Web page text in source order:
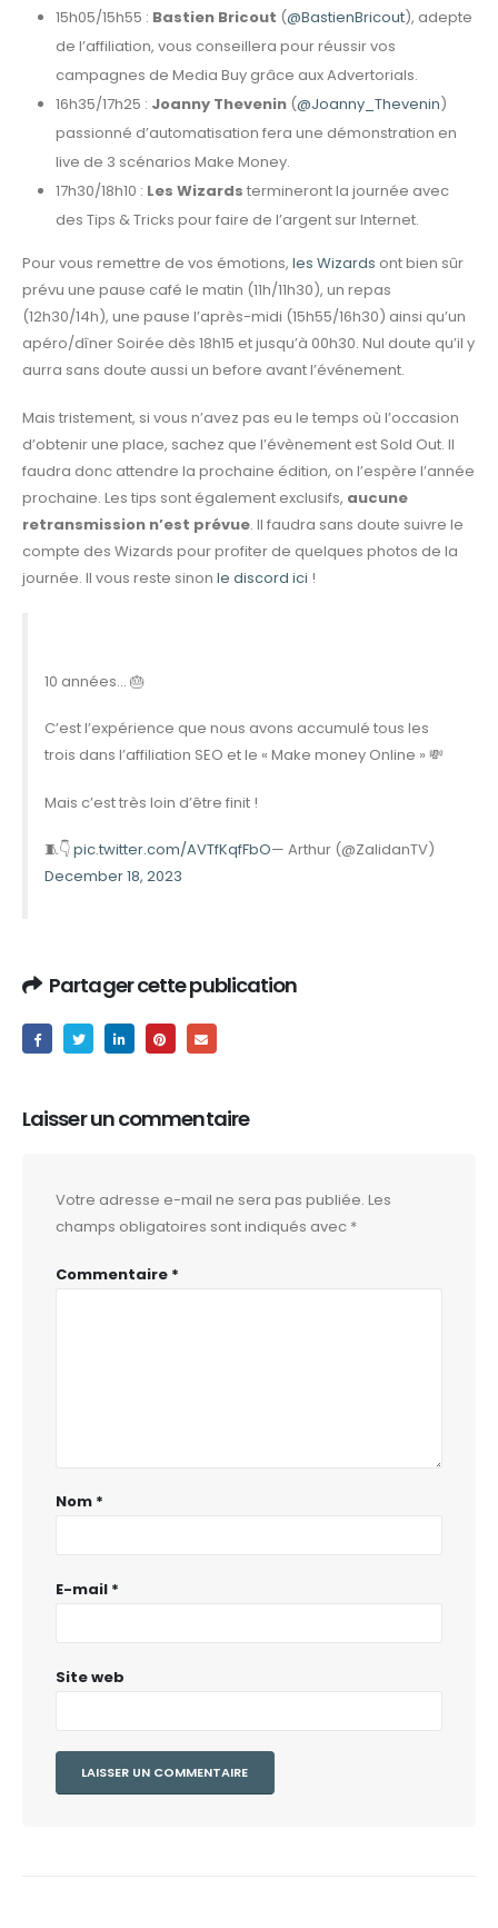
15h05/15h55 : Bastien Bricout (@BastienBricout), adepte
de l’affiliation, vous conseillera pour réussir vos
campagnes de Media Buy grâce aux Advertorials.
16h35/17h25 : Joanny Thevenin(@Joanny_Thevenin)
passionné d’automatisation fera une démonstration en
live de 3 scénarios Make Money.
17h30/18h10 : Les Wizards termineront la journée avec
des Tips & Tricks pour faire de l’argent sur Internet.
Pour vous remettre de vos émotions, les Wizards ont bien sûr
prévu une pause café le matin (11h/11h30), un repas
(12h30/14h), une pause l’après-midi (15h55/16h30) ainsi qu’un
apéro/dîner Soirée dès 18h15 et jusqu’à 00h30. Nul doute qu’il y
aurra sans doute aussi un before avant l’événement.
Mais tristement, si vous n’avez pas eu le temps où l’occasion
d’obtenir une place, sachez que l’évènement est Sold Out. Il
faudra donc attendre la prochaine édition, on l’espère l’année
prochaine. Les tips sont également exclusifs, aucune
retransmission n’est prévue. Il faudra sans doute suivre le
compte des Wizards pour profiter de quelques photos de la
journée. Il vous reste sinon le discord ici !
10 années… 🎂
C’est l’expérience que nous avons accumulé tous les
trois dans l’affiliation SEO et le « Make money Online » 💸
Mais c’est très loin d’être finit !
🧵👇pic.twitter.com/AVTfKqfFbO— Arthur (@ZalidanTV)
December 18, 2023
Partager cette publication
Laisser un commentaire
Votre adresse e-mail ne sera pas publiée. Les
champs obligatoires sont indiqués avec *
Commentaire *
Nom *
E-mail *
Site web